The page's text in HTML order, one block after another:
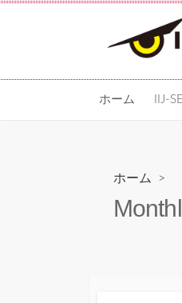
ホーム IIJ-
ホーム >